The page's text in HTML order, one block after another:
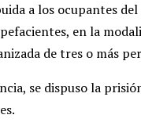
a los ocupantes
en la
de tres o más
se dispuso la